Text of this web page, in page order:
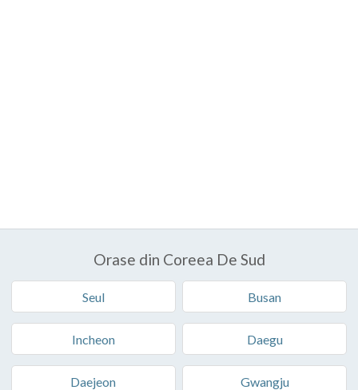
Orase din Coreea De Sud
Seul Busan
Incheon Daegu
Daejeon Gwangju